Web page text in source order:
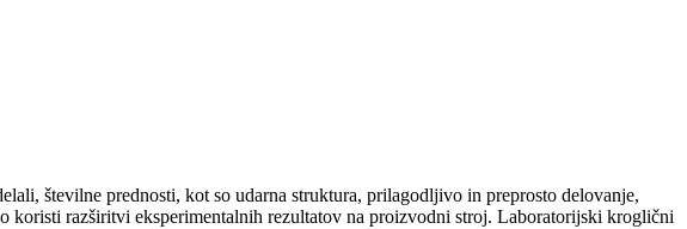
številne prednosti, kot so udarna struktura, prilagodljivo in preprosto delovanje,
koristi razširitvi eksperimentalnih rezultatov na proizvodni stroj. Laboratorijski kroglični